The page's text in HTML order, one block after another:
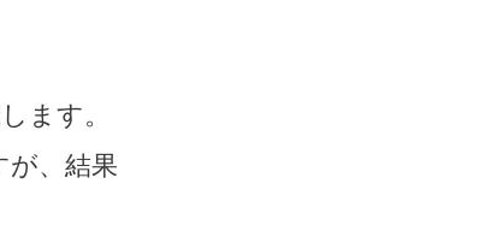
ます。
、結果